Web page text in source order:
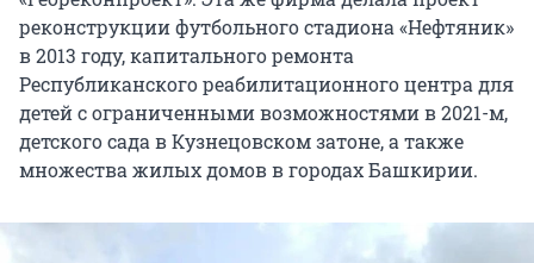
реконструкции футбольного стадиона «Нефтяник»
в 2013 году, капитального ремонта
Республиканского реабилитационного центра для
детей с ограниченными возможностями в 2021-м,
детского сада в Кузнецовском затоне, а также
множества жилых домов в городах Башкирии.